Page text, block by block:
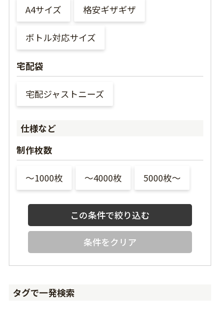
A4サイズ 格安ギザギザ
ボトル対応サイズ
宅配袋
宅配ジャストニーズ
仕様など
制作枚数
〜1000枚 〜4000枚 5000枚〜
条件をクリア
タグで一発検索